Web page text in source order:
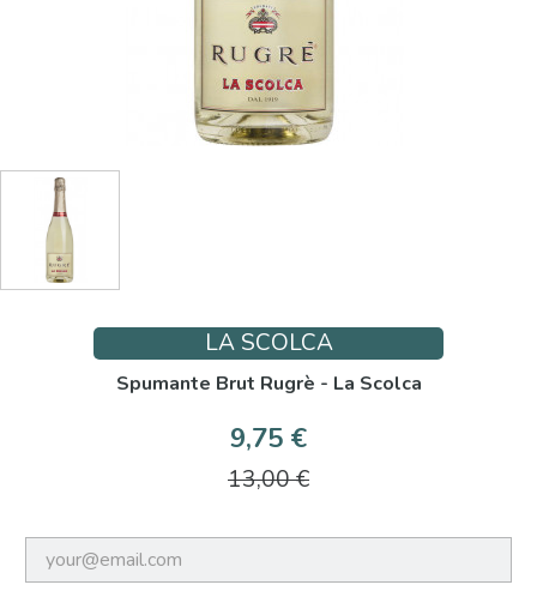
LA SCOLCA
Spumante Brut Rugrè - La Scolca
9,75 €
13,00 €